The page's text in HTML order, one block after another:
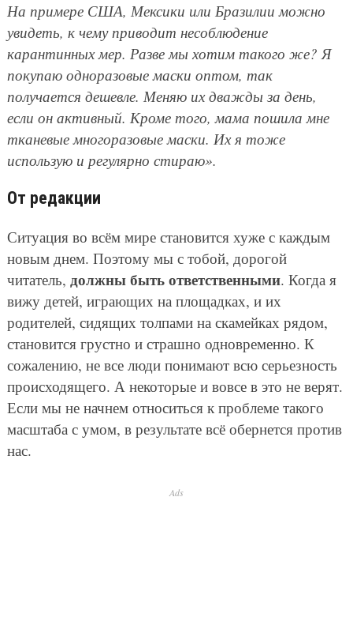
На примере США, Мексики или Бразилии можно
увидеть, к чему приводит несоблюдение
карантинных мер. Разве мы хотим такого же? Я
покупаю одноразовые маски оптом, так
получается дешевле. Меняю их дважды за день,
если он активный. Кроме того, мама пошила мне
тканевые многоразовые маски. Их я тоже
использую и регулярно стираю».
От редакции
Ситуация во всём мире становится хуже с каждым
новым днем. Поэтому мы с тобой, дорогой
читатель, должны быть ответственными. Когда я
вижу детей, играющих на площадках, и их
родителей, сидящих толпами на скамейках рядом,
становится грустно и страшно одновременно. К
сожалению, не все люди понимают всю серьезность
происходящего. А некоторые и вовсе в это не верят.
Если мы не начнем относиться к проблеме такого
масштаба с умом, в результате всё обернется против
нас.
Ads